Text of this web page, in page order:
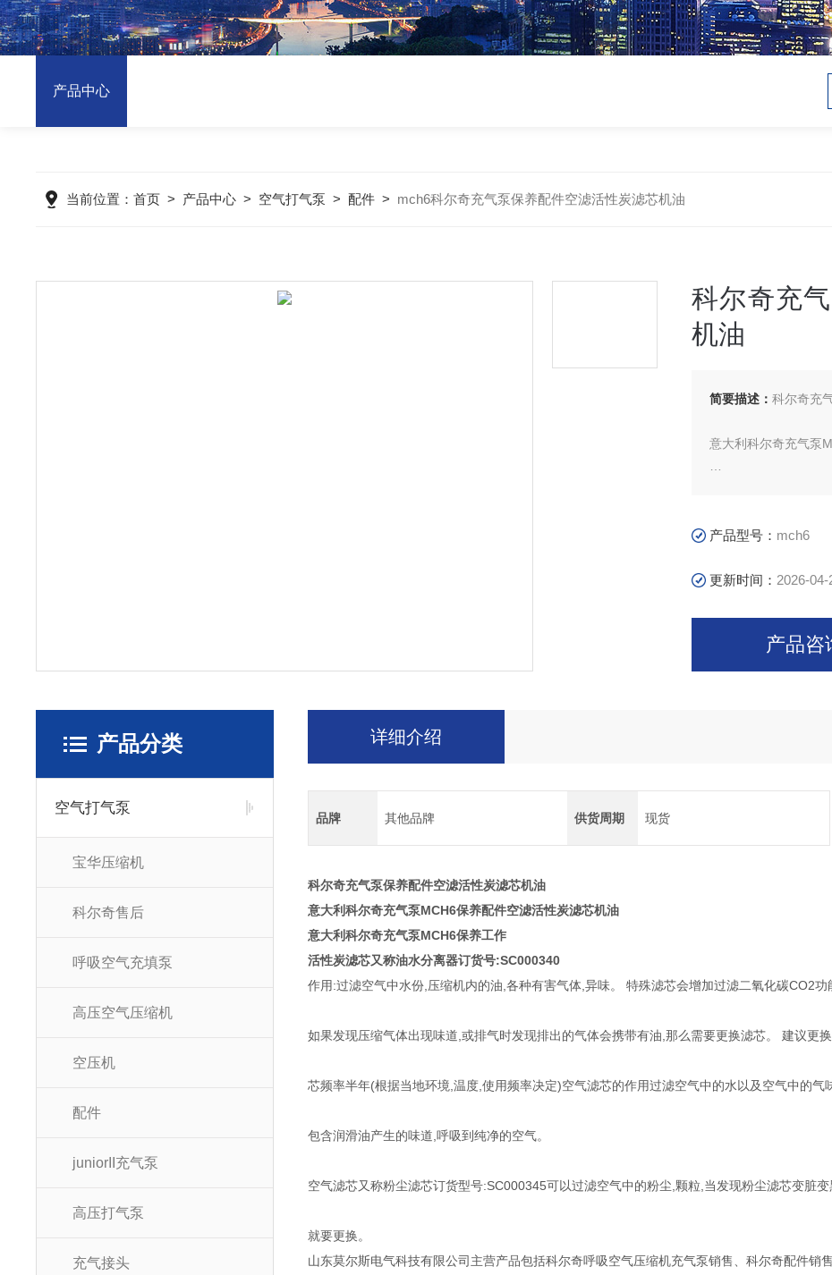
产品中心
当前位置：首页 > 产品中心 > 空气打气泵 >配件 > mch6科尔奇充气泵保养配件空滤活性炭滤芯机油
科尔奇充
机油
简要描述：科尔奇充
意大利科尔奇充气泵
活性炭滤芯又称油水
产品型号： mch6
更新时间： 2026-04-
产品咨
产品分类
空气打气泵
宝华压缩机
科尔奇售后
呼吸空气充填泵
高压空气压缩机
空压机
配件
juniorII充气泵
高压打气泵
充气接头
详细介绍
品牌 其他品牌 供货周期 现货
科尔奇充气泵保养配件空滤活性炭滤芯机油
意大利科尔奇充气泵MCH6保养配件空滤活性炭滤芯机油
意大利科尔奇充气泵MCH6保养工作
活性炭滤芯又称油水分离器订货号:SC000340
作用:过滤空气中水份,压缩机内的油,各种有害气体,异味。 特殊滤芯会增加过滤二氧化碳CO2功
如果发现压缩气体出现味道,或排气时发现排出的气体会携带有油,那么需要更换滤芯。 建议更
芯频率半年(根据当地环境,温度,使用频率决定)空气滤芯的作用过滤空气中的水以及空气中的气
包含润滑油产生的味道,呼吸到纯净的空气。
空气滤芯又称粉尘滤芯订货型号:SC000345可以过滤空气中的粉尘,颗粒,当发现粉尘滤芯变脏变
就要更换。
山东莫尔斯电气科技有限公司主营产品包括科尔奇呼吸空气压缩机充气泵销售、科尔奇配件销售